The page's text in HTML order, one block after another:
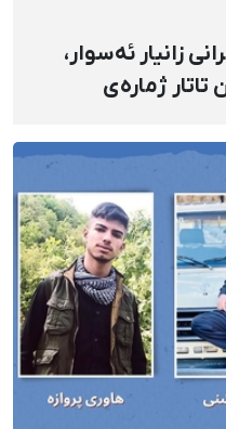
زانیار ئەسوار،
ژمارەی